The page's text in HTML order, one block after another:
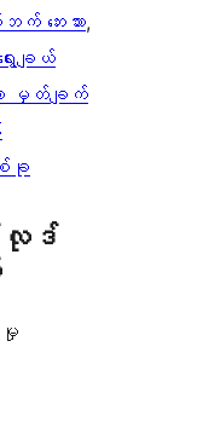
ဘေးဘား
းချယ်
မှတ်ချက်
ခု
လုဒ်
မှု